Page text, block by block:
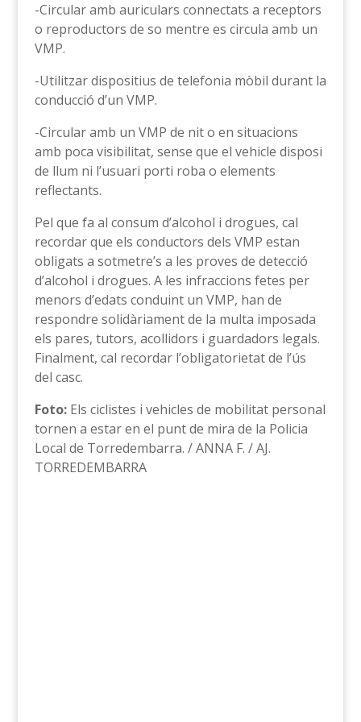
-Circular amb auriculars connectats a receptors
o reproductors de so mentre es circula amb un
VMP.
-Utilitzar dispositius de telefonia mòbil durant la
conducció d’un VMP.
-Circular amb un VMP de nit o en situacions
amb poca visibilitat, sense que el vehicle disposi
de llum ni l’usuari porti roba o elements
reflectants.
Pel que fa al consum d’alcohol i drogues, cal
recordar que els conductors dels VMP estan
obligats a sotmetre’s a les proves de detecció
d’alcohol i drogues. A les infraccions fetes per
menors d’edats conduint un VMP, han de
respondre solidàriament de la multa imposada
els pares, tutors, acollidors i guardadors legals.
Finalment, cal recordar l’obligatorietat de l’ús
del casc.
Foto:Els ciclistes i vehicles de mobilitat personal
tornen a estar en el punt de mira de la Policia
Local de Torredembarra. / ANNA F. / AJ.
TORREDEMBARRA